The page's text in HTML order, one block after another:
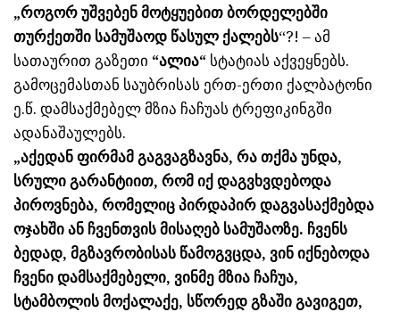
„როგორ უშვებენ მოტყუებით ბორდელებში
თურქეთში სამუშაოდ წასულ ქალებს“?! – ამ
სათაურით გაზეთი “ალია“ სტატიას აქვეყნებს.
გამოცემასთან საუბრისას ერთ-ერთი ქალბატონი
ე.წ. დამსაქმებელ მზია ჩაჩუას ტრეფიკინგში
ადანაშაულებს.
„აქედან ფირმამ გაგვაგზავნა, რა თქმა უნდა,
სრული გარანტიით, რომ იქ დაგვხვდებოდა
პიროვნება, რომელიც პირდაპირ დაგვასაქმებდა
ოჯახში ან ჩვენთვის მისაღებ სამუშაოზე. ჩვენს
ბედად, მგზავრობისას წამოგვცდა, ვინ იქნებოდა
ჩვენი დამსაქმებელი, ვინმე მზია ჩაჩუა,
სტამბოლის მოქალაქე, სწორედ გზაში გავიგეთ,